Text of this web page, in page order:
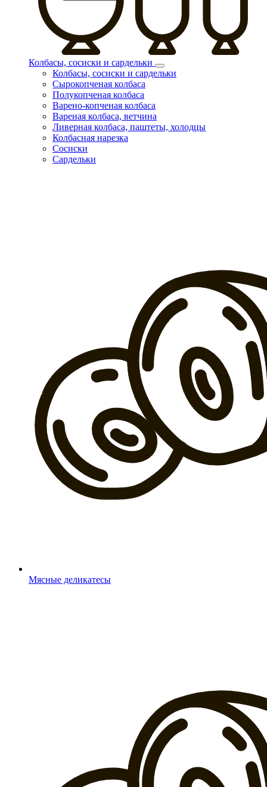
Колбасы, сосиски и сардельки
Колбасы, сосиски и сардельки
Сырокопченая колбаса
Полукопченая колбаса
Варено-копченая колбаса
Вареная колбаса, ветчина
Ливерная колбаса, паштеты, холодцы
Колбасная нарезка
Сосиски
Сардельки
Мясные деликатесы